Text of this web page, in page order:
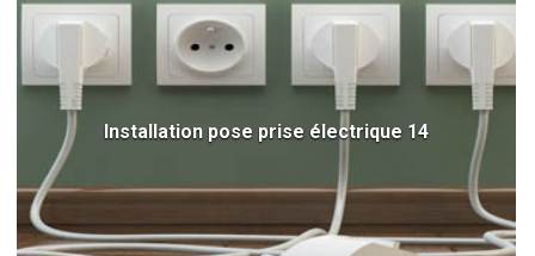
Installation pose prise électrique 14